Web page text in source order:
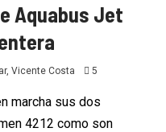
Aquabus Jet
Vicente Costa 5
marcha sus dos
4212 como son